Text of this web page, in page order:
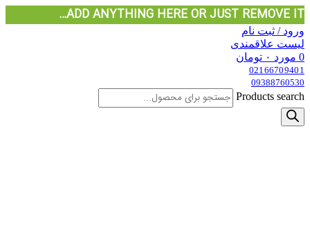
ADD ANYTHING HERE OR JUST REMOVE IT…
ورود / ثبت نام
لیست علاقمندی
0 مورد ۰ تومان
02166709401
09388760530
Products search